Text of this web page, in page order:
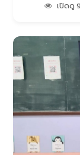
เปิดดู